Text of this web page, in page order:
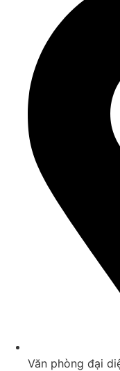
Văn phòng đại